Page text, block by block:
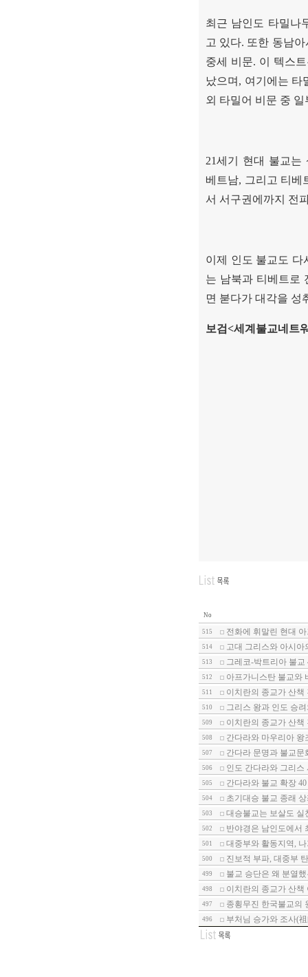
최근 남인도 타밀나
고 있다. 또한 동남
중세 비문. 이 텍스
났으며 , 여기에는 타
외 타밀어 비문 중
21세기 현대 불교는
베트남, 그리고 티베
서 서구권에까지 전
이제 인도 불교도 다
는 남북과 티베트로
면 붇다가 대각을 성
보검<세계불교네트
No
515 전화에 휘말린 현대
514 고대 그리스와 아시아
513 그레코-박트리아 불교
512 아프가니스탄 불교와
511 이치란의 종교가 산책
510 그리스 왕과 인도 승
509 이치란의 종교가 산책
508 간다라와 마우리아 왕
507 간다라 문명과 불교문
506 인도 간다라와 그리스
505 간다라와 불교 확장 40
504 초기대승 불교 종래
503 대승불교는 보살도 실
502 반야경은 남인도에서
501 대중부와 활동지역,
500 진보적 부파, 대중부
499 불교 승단은 왜 분열했
498 이치란의 종교가 산책
497 종횡무진 한국불교의
496 부처님 승가와 조사(